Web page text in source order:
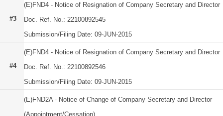
#3
(E)FND4 - Notice of Resignation of Company Secretary and Director
Doc. Ref. No.: 22100892545
Submission/Filing Date: 09-JUN-2015
#4
(E)FND4 - Notice of Resignation of Company Secretary and Director
Doc. Ref. No.: 22100892546
Submission/Filing Date: 09-JUN-2015
(E)FND2A - Notice of Change of Company Secretary and Director
(Appointment/Cessation)